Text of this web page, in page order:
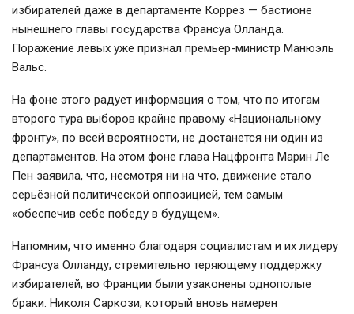
избирателей даже в департаменте Коррез — бастионе
нынешнего главы государства Франсуа Олланда.
Поражение левых уже признал премьер-министр Манюэль
Вальс.
На фоне этого радует информация о том, что по итогам
второго тура выборов крайне правому «Национальному
фронту», по всей вероятности, не достанется ни один из
департаментов. На этом фоне глава Нацфронта Марин Ле
Пен заявила, что, несмотря ни на что, движение стало
серьёзной политической оппозицией, тем самым
«обеспечив себе победу в будущем».
Напомним, что именно благодаря социалистам и их лидеру
Франсуа Олланду, стремительно теряющему поддержку
избирателей, во Франции были узаконены однополые
браки. Николя Саркози, который вновь намерен